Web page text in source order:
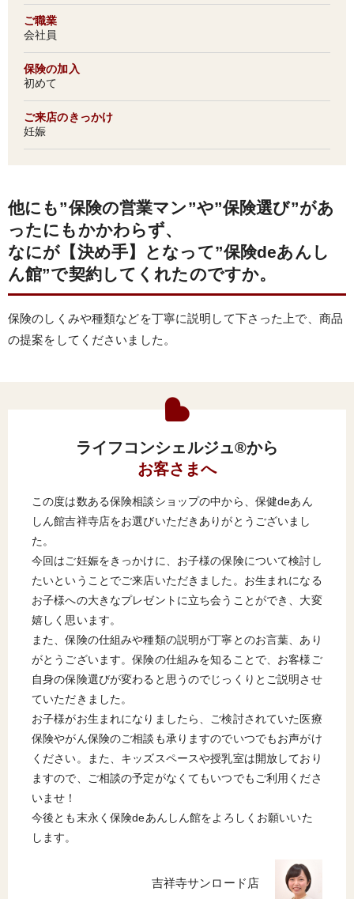
ご職業
会社員
保険の加入
初めて
ご来店のきっかけ
妊娠
他にも”保険の営業マン”や”保険選び”があ
ったにもかかわらず、
なにが【決め手】となって”保険deあんし
ん館”で契約してくれたのですか。
保険のしくみや種類などを丁寧に説明して下さった上で、商品
の提案をしてくださいました。
ライフコンシェルジュ®から
お客さまへ
この度は数ある保険相談ショップの中から、保健deあん
しん館吉祥寺店をお選びいただきありがとうございまし
た。
今回はご妊娠をきっかけに、お子様の保険について検討し
たいということでご来店いただきました。お生まれになる
お子様への大きなプレゼントに立ち会うことができ、大変
嬉しく思います。
また、保険の仕組みや種類の説明が丁寧とのお言葉、あり
がとうございます。保険の仕組みを知ることで、お客様ご
自身の保険選びが変わると思うのでじっくりとご説明させ
ていただきました。
お子様がお生まれになりましたら、ご検討されていた医療
保険やがん保険のご相談も承りますのでいつでもお声がけ
ください。また、キッズスペースや授乳室は開放しており
ますので、ご相談の予定がなくてもいつでもご利用くださ
いませ！
今後とも末永く保険deあんしん館をよろしくお願いいた
します。
吉祥寺サンロード店